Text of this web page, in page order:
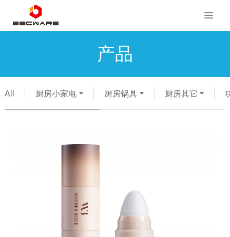
产品
All 厨房小家电 厨房锅具 厨房其它